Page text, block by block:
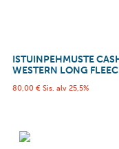
ISTUINPEHMUSTE
WESTERN LONG
80,00 € Sis. alv 25,5%